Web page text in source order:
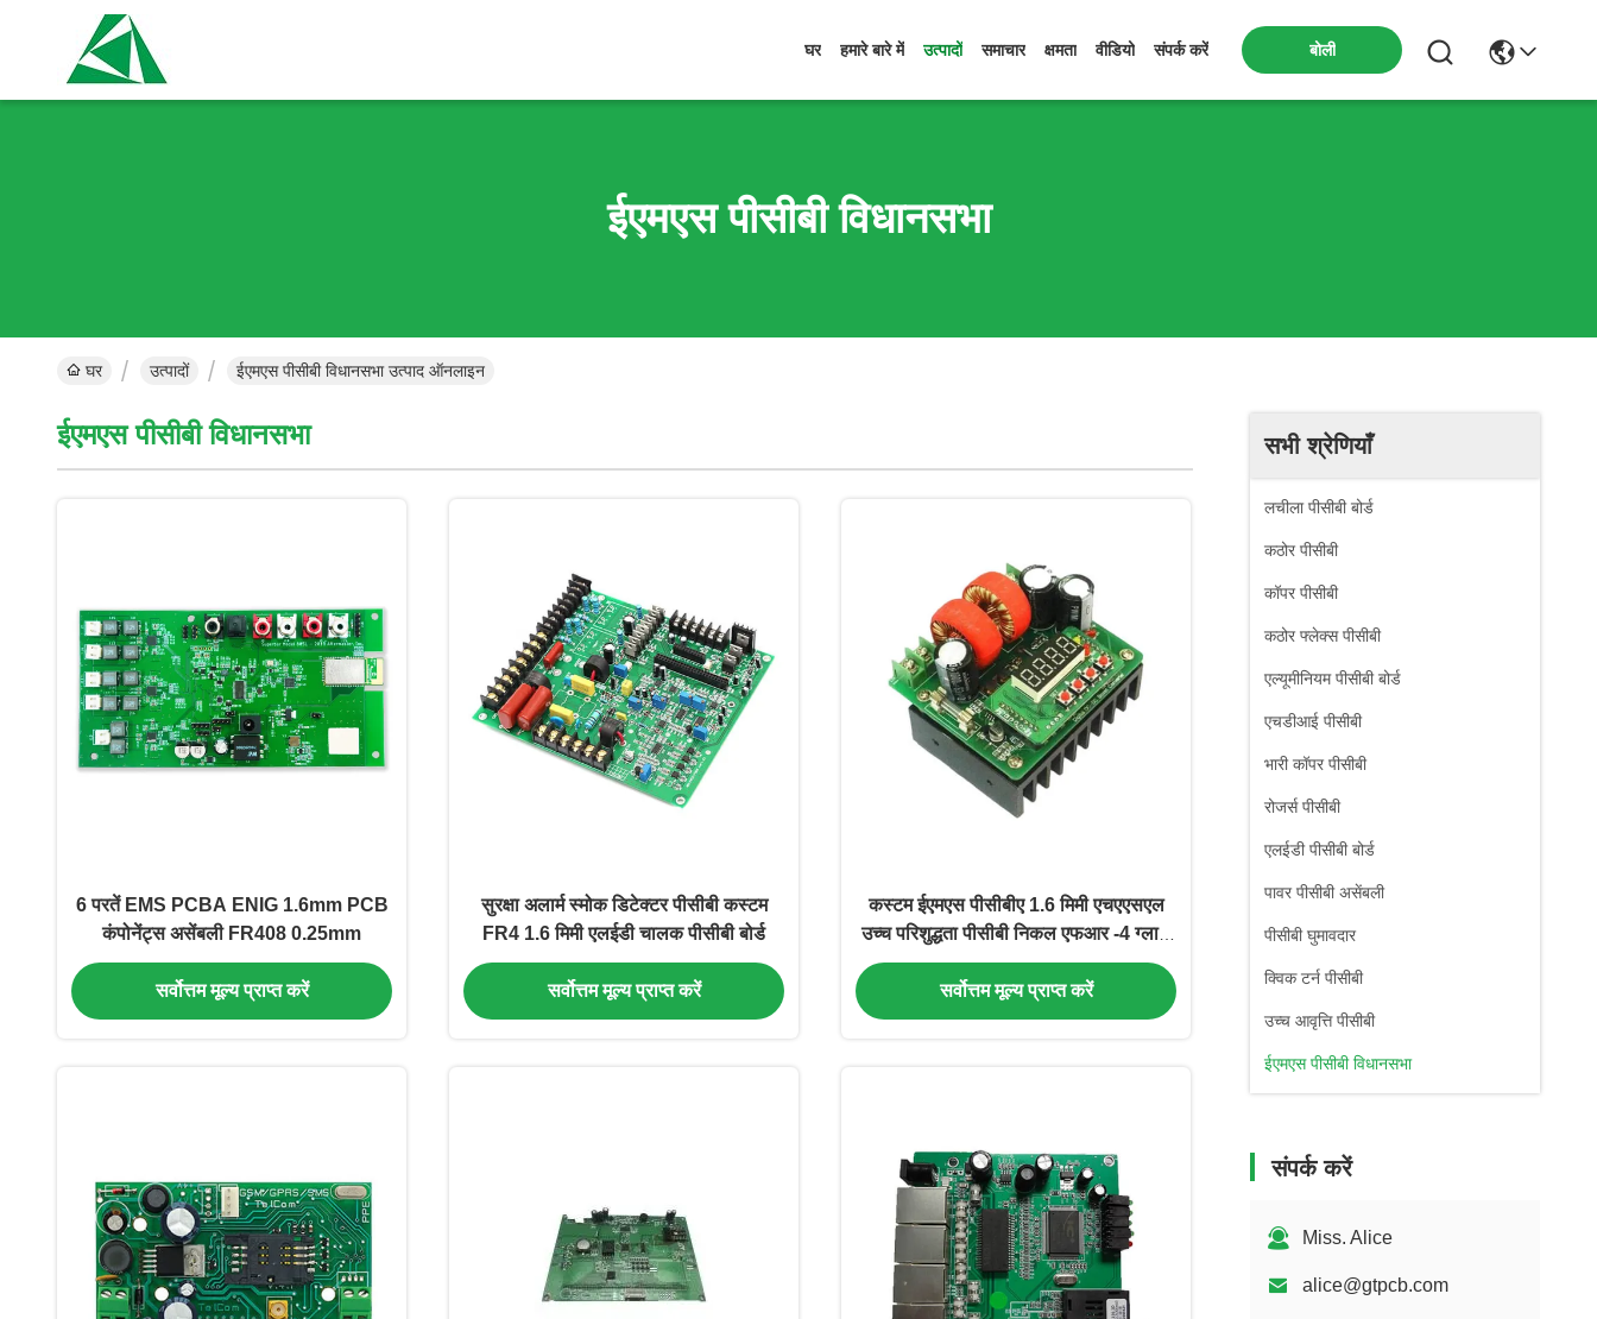
घर हमारे बारे में उत्पादों समाचार क्षमता वीडियो संपर्क करें बोली
ईएमएस पीसीबी विधानसभा
घर उत्पादों ईएमएस पीसीबी विधानसभा उत्पाद ऑनलाइन
सभी श्रेणियाँ
लचीला पीसीबी बोर्ड
कठोर पीसीबी
कॉपर पीसीबी
कठोर फ्लेक्स पीसीबी
एल्यूमीनियम पीसीबी बोर्ड
एचडीआई पीसीबी
भारी कॉपर पीसीबी
रोजर्स पीसीबी
एलईडी पीसीबी बोर्ड
पावर पीसीबी असेंबली
पीसीबी घुमावदार
क्विक टर्न पीसीबी
उच्च आवृत्ति पीसीबी
ईएमएस पीसीबी विधानसभा
संपर्क करें
Miss. Alice
alice@gtpcb.com
ईएमएस पीसीबी विधानसभा
6 परतें EMS PCBA ENIG 1.6mm PCB
कंपोनेंट्स असेंबली FR408 0.25mm
सर्वोत्तम मूल्य प्राप्त करें
सुरक्षा अलार्म स्मोक डिटेक्टर पीसीबी कस्टम
FR4 1.6 मिमी एलईडी चालक पीसीबी बोर्ड
सर्वोत्तम मूल्य प्राप्त करें
कस्टम ईएमएस पीसीबीए 1.6 मिमी एचएएसएल
उच्च परिशुद्धता पीसीबी निकल एफआर -4 ग्लास
एपॉक्सी
सर्वोत्तम मूल्य प्राप्त करें